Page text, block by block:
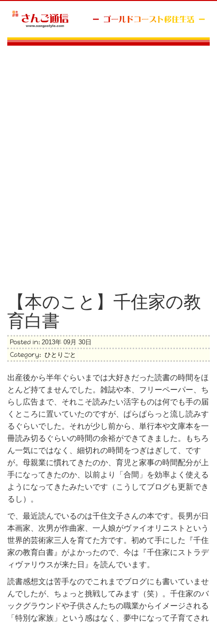
【本のこと】千住家の教
育白書
Posted in: 2013年 09月 30日
Category: ひとりごと
出産後から半年ぐらいまでは大好きだった読書の時間をほ
とんど持てませんでした。雑誌や本、フリーペーパー、ち
らし広告まで、それこそ読みたい活字ものは何でも手の届
くところに置いていたのですが、ぱらぱらっと流し読みす
るぐらいでした。それが少し前から、単行本や文庫本を一
冊読み切るぐらいの時間の余裕ができてきました。もちろ
ん一気にではなく、細切れの時間をつぎはぎして、です
が。母親業に慣れてきたのか、育児と家事の時間配分が上
手になってきたのか、以前より「合間」を効率よく使える
ようになってきたみたいです（こうしてブログも更新でき
るし）。
で、最近読んでいるのは千住文子さんの本です。長男が日
本画家、次男が作曲家、一人娘がヴァイオリニストという
世界的芸術家三人を育てた方です。初めて手にした『千住
家の教育白書』がよかったので、今は『千住家にストラデ
ィヴァリウスが来た日』を読んでいます。
読書感想文は苦手なのでこれまでブログにも書いていませ
んでしたが、ちょっと挑戦してみます（笑）。千住家のバ
ックグラウンドや子供さんたちの職業からイメージされる
「特別な家族」という感はなく、夢中になって子育てされ